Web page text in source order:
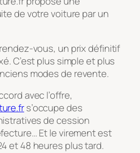
de votre voiture par un
vous, un prix définitif
C’est plus simple et plus
modes de revente.
avec l’offre,
s’occupe des
de cession
Et le virement est
et 48 heures plus tard.